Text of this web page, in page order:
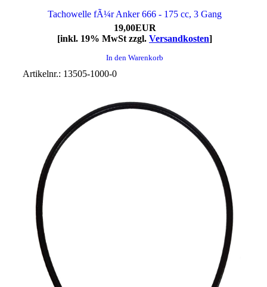
Tachowelle fÃ¼r Anker 666 - 175 cc, 3 Gang
19,00EUR
[inkl. 19% MwSt zzgl. Versandkosten]
In den Warenkorb
Artikelnr.: 13505-1000-0